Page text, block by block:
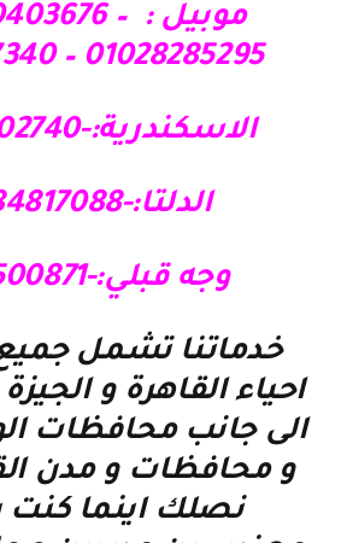
01028285295 – 01121717340
الاسكندرية:-01016002740
الدلتا:-01284817088
وجه قبلي:-01111500871
خدماتنا تشمل
احياء القاهرة و الجيزة
الى جانب محافظات
و محافظات و مدن
نصلك اينما